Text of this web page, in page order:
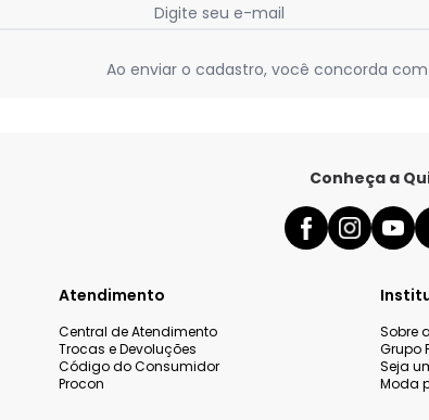
Digite seu e-mail
Ao enviar o cadastro, você concorda
Conheça a
Atendimento
Central de Atendimento
Trocas e Devoluções
Código do Consumidor
Procon
Sobre
Grupo
Seja
Moda